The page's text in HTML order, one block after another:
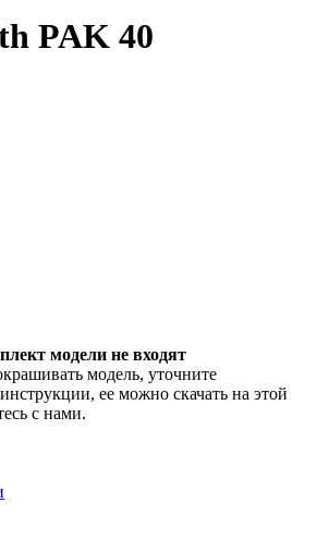
PAK 40
модели не входят
модель, уточните
ее можно скачать на этой
с нами.